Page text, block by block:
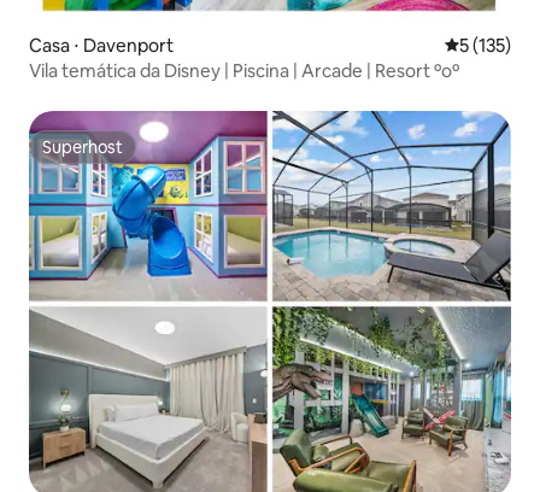
Casa ⋅ Davenport 5 de uma
5 (135)
Vila temática da Disney | Piscina | Arcade | Resort ºoº
Superhost
Superhost